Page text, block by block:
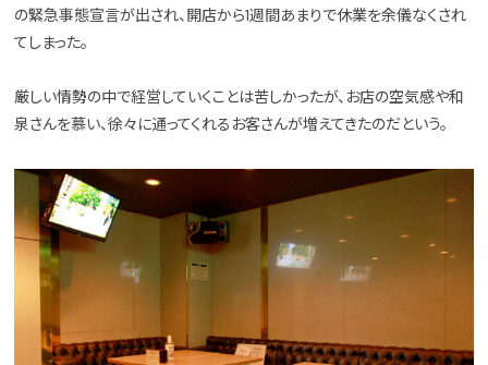
の緊急事態宣言が出され、開店から1週間あまりで休業を余儀なくされ
てしまった。
厳しい情勢の中で経営していくことは苦しかったが、お店の空気感や和
泉さんを慕い、徐々に通ってくれるお客さんが増えてきたのだという。